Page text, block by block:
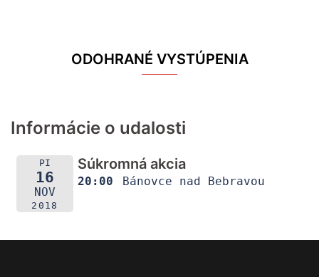
ODOHRANÉ VYSTÚPENIA
Informácie o udalosti
PI
16
NOV
2018
Súkromná akcia
20:00 Bánovce nad Bebravou